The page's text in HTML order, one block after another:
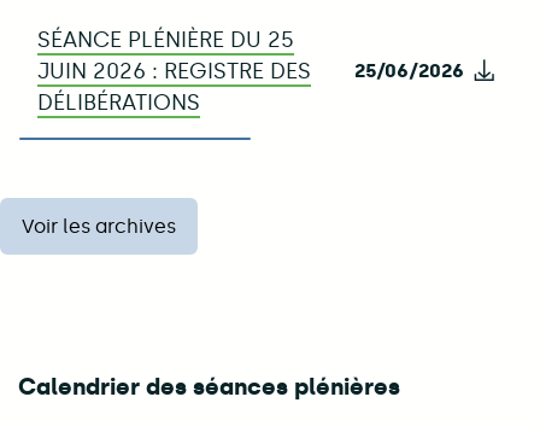
SÉANCE PLÉNIÈRE DU 25
JUIN 2026 : REGISTRE DES
DÉLIBÉRATIONS
25/06/2026
Voir les archives
Calendrier des séances plénières